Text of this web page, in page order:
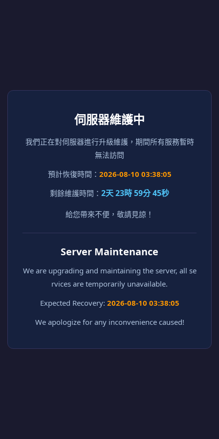
伺服器維護中
我們正在對伺服器進行升級維護，期間所有服務暫時
無法訪問
預計恢復時間： 2026-08-10 03:38:05
剩餘維護時間： 2天 23時 59分 45秒
給您帶來不便，敬請見諒！
Server Maintenance
We are upgrading and maintaining the server, all se
rvices are temporarily unavailable.
Expected Recovery: 2026-08-10 03:38:05
We apologize for any inconvenience caused!